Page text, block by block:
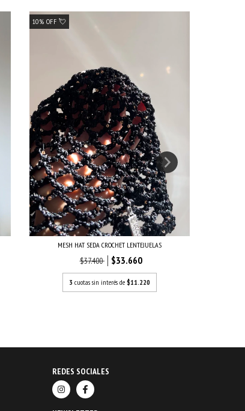
10% OFF 💘
MESH HAT SEDA CROCHET LENTEJUELAS
$37.400 $33.660
3 cuotas sin interés de $11.220
REDES SOCIALES